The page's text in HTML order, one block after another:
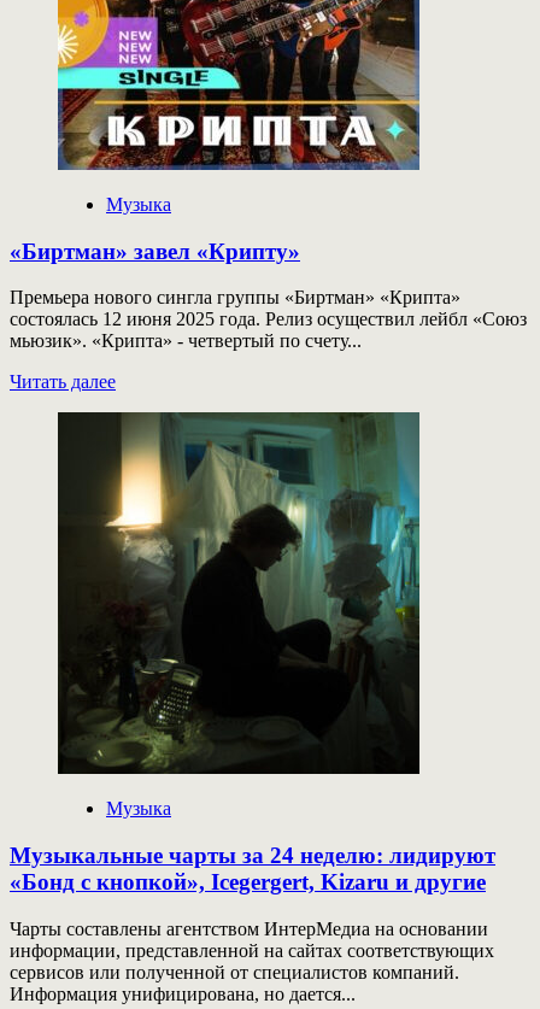
Музыка
«Биртман» завел «Крипту»
Премьера нового сингла группы «Биртман» «Крипта»
состоялась 12 июня 2025 года. Релиз осуществил лейбл «Союз
мьюзик». «Крипта» - четвертый по счету...
Читать далееПрочитать
«Биртман»
завел
«Крипту»
Музыка
Музыкальные чарты за 24 неделю: лидируют
«Бонд с кнопкой», Icegergert, Kizaru и другие
Чарты составлены агентством ИнтерМедиа на основании
информации, представленной на сайтах соответствующих
сервисов или полученной от специалистов компаний.
Информация унифицирована, но дается...